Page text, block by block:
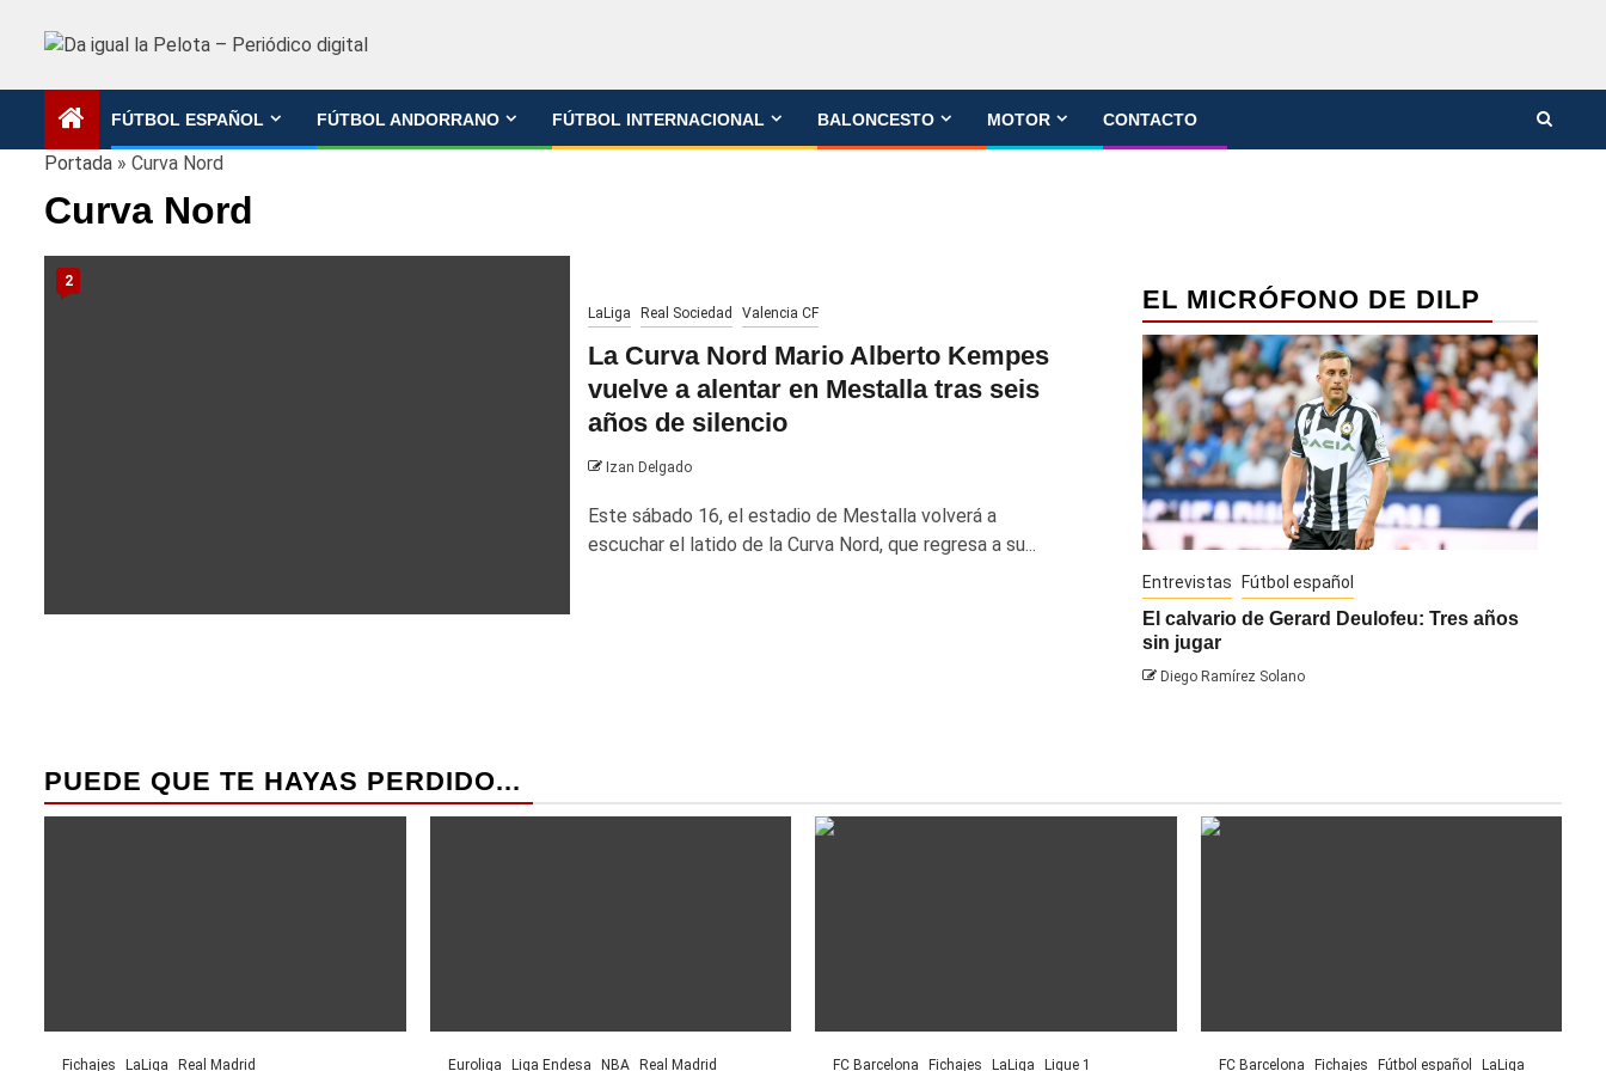
FÚTBOL ESPAÑOL FÚTBOL ANDORRANO FÚTBOL INTERNACIONAL BALONCESTO MOTOR CONTACTO
Portada » Curva Nord
Curva Nord
2
LaLiga
Real Sociedad Valencia CF
La Curva Nord Mario Alberto Kempes
vuelve a alentar en Mestalla tras seis
años de silencio
Izan Delgado
Este sábado 16, el estadio de Mestalla volverá a
escuchar el latido de la Curva Nord, que regresa a su...
EL MICRÓFONO DE DILP
Entrevistas Fútbol español
El calvario de Gerard Deulofeu: Tres años
sin jugar
Diego Ramírez Solano
PUEDE QUE TE HAYAS PERDIDO...
Fichajes LaLiga Real Madrid Euroliga Liga Endesa NBA Real Madrid FC Barcelona Fichajes LaLiga Ligue 1 FC Barcelona Fichajes Fútbol español LaLiga